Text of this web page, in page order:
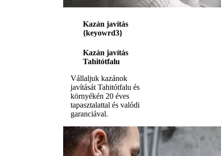
Kazán javítás
{keyowrd3}
Kazán javítás
Tahitótfalu
Vállaljuk kazánok
javítását Tahitótfalu és
környékén 20 éves
tapasztalattal és valódi
garanciával.